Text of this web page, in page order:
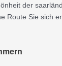
der
Route Sie sich